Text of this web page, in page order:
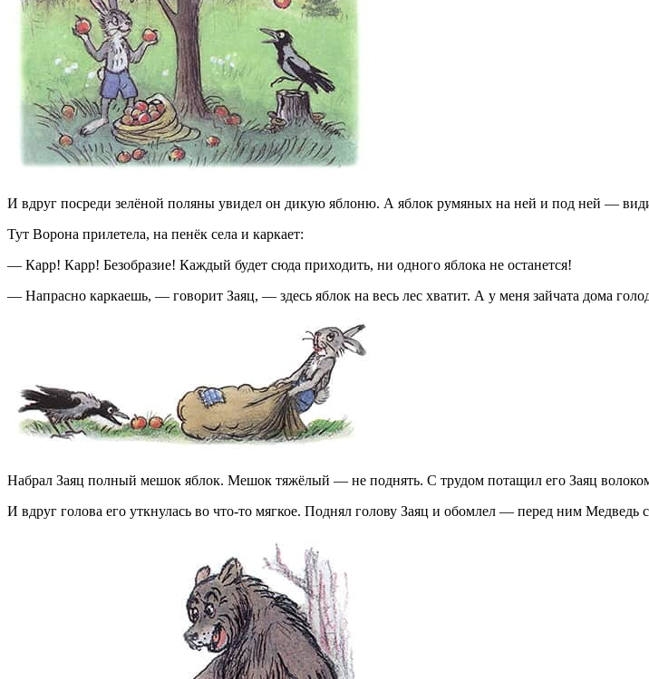
И вдруг посреди зелёной поляны увидел он дикую яблоню. А яблок румяных на ней и под ней —
Тут Ворона прилетела, на пенёк села и каркает:
— Карр! Карр! Безобразие! Каждый будет сюда приходить, ни одного яблока не останется!
— Напрасно каркаешь, — говорит Заяц, — здесь яблок на весь лес хватит. А у меня зайчата дома
Набрал Заяц полный мешок яблок. Мешок тяжёлый — не поднять. С трудом потащил его Заяц
И вдруг голова его уткнулась во что-то мягкое. Поднял голову Заяц и обомлел — перед ним Медведь